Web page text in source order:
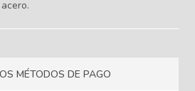
MÉTODOS DE PAGO